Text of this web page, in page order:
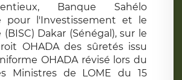
Banque Sahélo
pour l'Investissement et le
Dakar (Sénégal), sur le
OHADA des sûretés issu
OHADA révisé lors du
Ministres de LOME du 15